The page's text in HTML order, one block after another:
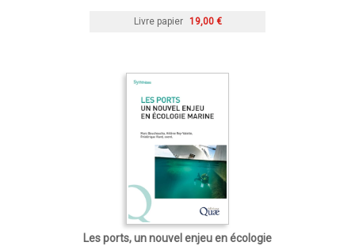
Livre papier 19,00 €
Les ports, un nouvel enjeu en écologie